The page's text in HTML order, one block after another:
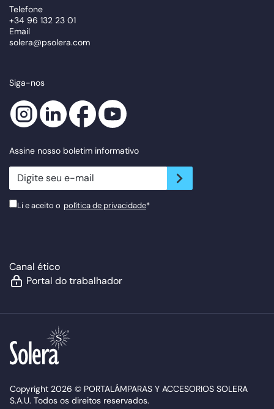
Telefone
+34 96 132 23 01
Email
solera@psolera.com
Siga-nos
Assine nosso boletim informativo
newsletter.suscribe
Li e aceito o política de privacidade*
Canal ético
Portal do trabalhador
Copyright 2026 © PORTALÁMPARAS Y ACCESORIOS SOLERA
S.A.U. Todos os direitos reservados.